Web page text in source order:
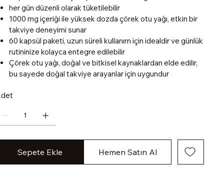
her gün düzenli olarak tüketilebilir
1000 mg içeriği ile yüksek dozda çörek otu yağı, etkin bir
takviye deneyimi sunar
60 kapsül paketi, uzun süreli kullanım için idealdir ve günlük
rutininize kolayca entegre edilebilir
Çörek otu yağı, doğal ve bitkisel kaynaklardan elde edilir,
bu sayede doğal takviye arayanlar için uygundur
Sepete Ekle Hemen Satın Al